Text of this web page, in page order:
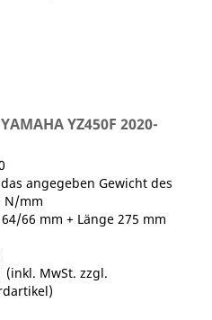
YZ450F 2020-
angegeben Gewicht des
N/mm
66 mm + Länge 275 mm
(inkl. MwSt. zzgl.
)